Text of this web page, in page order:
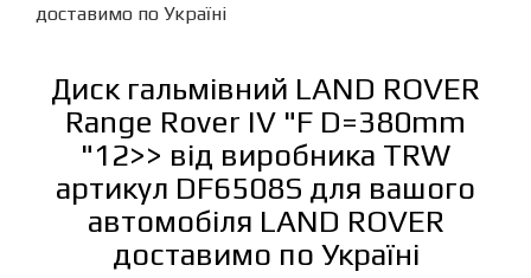
доставимо по Україні
Диск гальмівний LAND ROVER
Range Rover IV "F D=380mm
"12>> від виробника TRW
артикул DF6508S для вашого
автомобіля LAND ROVER
доставимо по Україні